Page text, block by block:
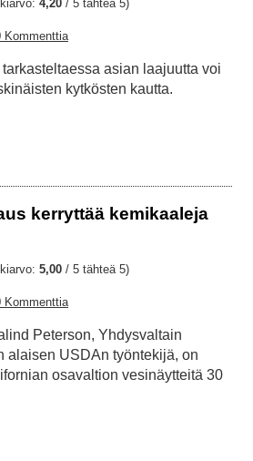
4,20 / 5 tähteä 5)
Kommenttia
tarkasteltaessa asian laajuutta voi
kytkösten kautta.
kerryttää kemikaaleja
5,00 / 5 tähteä 5)
Kommenttia
Peterson, Yhdysvaltain
alaisen USDAn työntekijä, on
osavaltion vesinäytteitä 30